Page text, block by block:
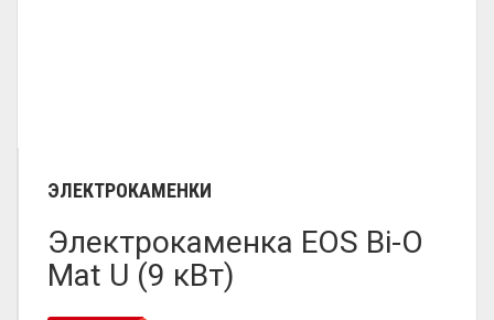
ЭЛЕКТРОКАМЕНКИ
Электрокаменка EOS Bi-O
Mat U (9 кВт)